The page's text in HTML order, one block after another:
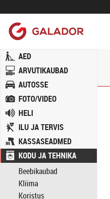
AED
ARVUTIKAUBAD
AUTOSSE
FOTO/VIDEO
HELI
ILU JA TERVIS
KASSASEADMED
KODU JA TEHNIKA
Beebikaubad
Kliima
Koristus